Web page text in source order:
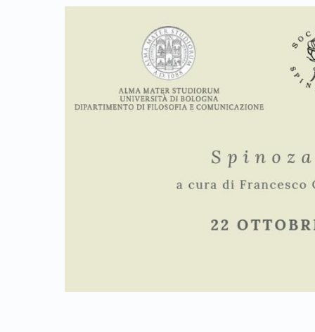
Link identifier archive #link-archive-thumb-soap-50140